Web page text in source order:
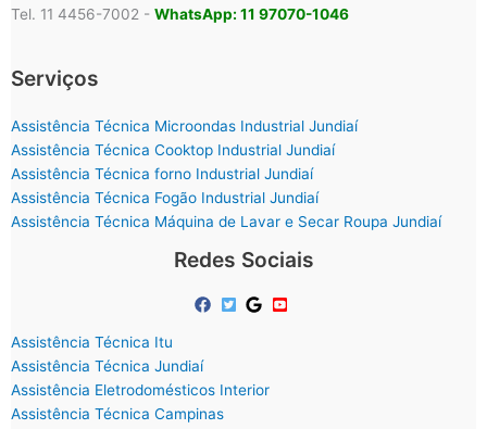
Tel. 11 4456-7002 - WhatsApp: 11 97070-1046
Serviços
Assistência Técnica Microondas Industrial Jundiaí
Assistência Técnica Cooktop Industrial Jundiaí
Assistência Técnica forno Industrial Jundiaí
Assistência Técnica Fogão Industrial Jundiaí
Assistência Técnica Máquina de Lavar e Secar Roupa Jundiaí
Redes Sociais
Assistência Técnica Itu
Assistência Técnica Jundiaí
Assistência Eletrodomésticos Interior
Assistência Técnica Campinas